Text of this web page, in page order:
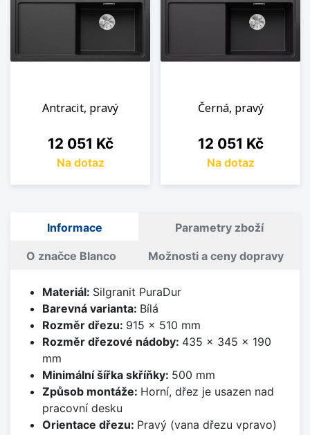
Antracit, pravý
Cena
12 051 Kč
Na dotaz
Černá, pravý
Cena
12 051 Kč
Na dotaz
Informace Parametry zboží
O značce Blanco Možnosti a ceny dopravy
Materiál: Silgranit PuraDur
Barevná varianta: Bílá
Rozměr dřezu: 915 x 510 mm
Rozměr dřezové nádoby: 435 x 345 x 190
mm
Minimální šířka skříňky: 500 mm
Způsob montáže: Horní, dřez je usazen nad
pracovní desku
Orientace dřezu: Pravý (vana dřezu vpravo)